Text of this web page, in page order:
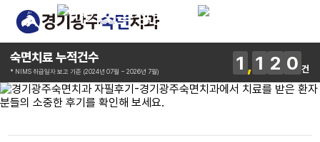
숙면치료 누적건수
* NIMS 취급일자 보고 기준 (2024년 07월 ~ 2026년 7월) 1 1 2 0 건